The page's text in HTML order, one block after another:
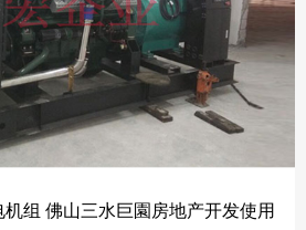
组 佛山三水巨園房地产开发使用